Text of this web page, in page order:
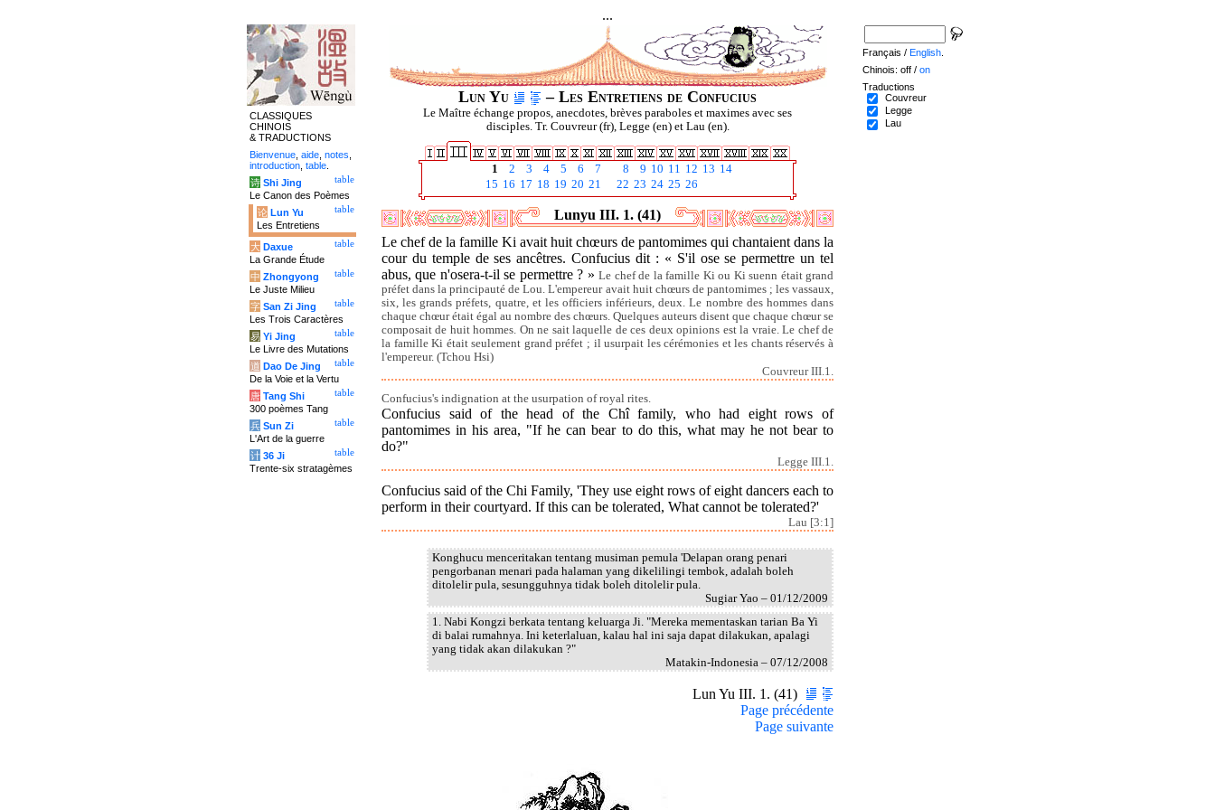
...
Lun Yu – Les Entretiens de Confucius
Le Maître échange propos, anecdotes, brèves paraboles et maximes avec ses
disciples. Tr. Couvreur (fr), Legge (en) et Lau (en).
1 2 3 4 5 6 7 8 9 10 11 12 13 14
15 16 17 18 19 20 21 22 23 24 25 26
Lunyu III. 1. (41)
Le chef de la famille Ki avait huit chœurs de pantomimes qui chantaient dans la
cour du temple de ses ancêtres. Confucius dit : « S'il ose se permettre un tel
abus, que n'osera-t-il se permettre ? »Le chef de la famille Ki ou Ki suenn était grand
préfet dans la principauté de Lou. L'empereur avait huit chœurs de pantomimes ; les vassaux,
six, les grands préfets, quatre, et les officiers inférieurs, deux. Le nombre des hommes dans
chaque chœur était égal au nombre des chœurs. Quelques auteurs disent que chaque chœur se
composait de huit hommes. On ne sait laquelle de ces deux opinions est la vraie. Le chef de
la famille Ki était seulement grand préfet ; il usurpait les cérémonies et les chants réservés à
l'empereur. (Tchou Hsi)
Couvreur III.1.
Confucius's indignation at the usurpation of royal rites.
Confucius said of the head of the Chî family, who had eight rows of
pantomimes in his area, "If he can bear to do this, what may he not bear to
do?"
Legge III.1.
Confucius said of the Chi Family, 'They use eight rows of eight dancers each to
perform in their courtyard. If this can be tolerated, What cannot be tolerated?'
Lau [3:1]
Konghucu menceritakan tentang musiman pemula 'Delapan orang penari
pengorbanan menari pada halaman yang dikelilingi tembok, adalah boleh
ditolelir pula, sesungguhnya tidak boleh ditolelir pula.
Sugiar Yao – 01/12/2009
1. Nabi Kongzi berkata tentang keluarga Ji. "Mereka mementaskan tarian Ba Yi
di balai rumahnya. Ini keterlaluan, kalau hal ini saja dapat dilakukan, apalagi
yang tidak akan dilakukan ?"
Matakin-Indonesia – 07/12/2008
Lun Yu III. 1. (41)
Page précédente
Page suivante
CLASSIQUES
CHINOIS
& TRADUCTIONS
Bienvenue aide notes
introduction table
table
诗 Shi Jing
Le Canon des Poèmes
table
论 Lun Yu
Les Entretiens
table
大 Daxue
La Grande Étude
table
中 Zhongyong
Le Juste Milieu
table
字 San Zi Jing
Les Trois Caractères
table
易 Yi Jing
Le Livre des Mutations
table
道 Dao De Jing
De la Voie et la Vertu
table
唐 Tang Shi
300 poèmes Tang
table
兵 Sun Zi
L'Art de la guerre
table
计 36 Ji
Trente-six stratagèmes
Français / English
Chinois: off / on
Traductions
Couvreur
Legge
Lau